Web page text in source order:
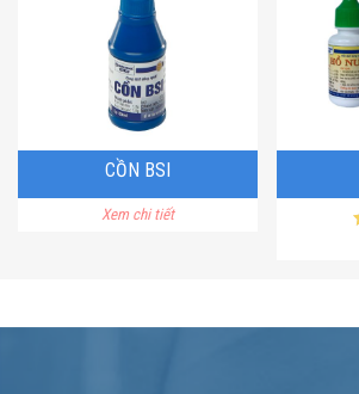
CỒN BSI
Xem chi tiết